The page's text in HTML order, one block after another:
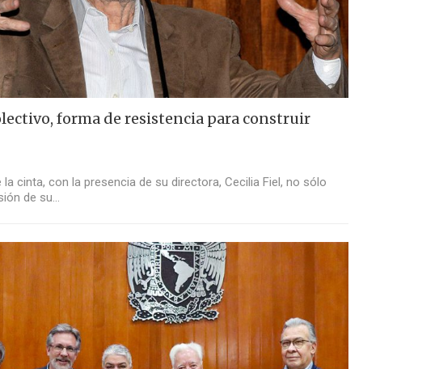
forma de resistencia para construir
cinta, con la presencia de su directora, Cecilia Fiel, no sólo
de su…